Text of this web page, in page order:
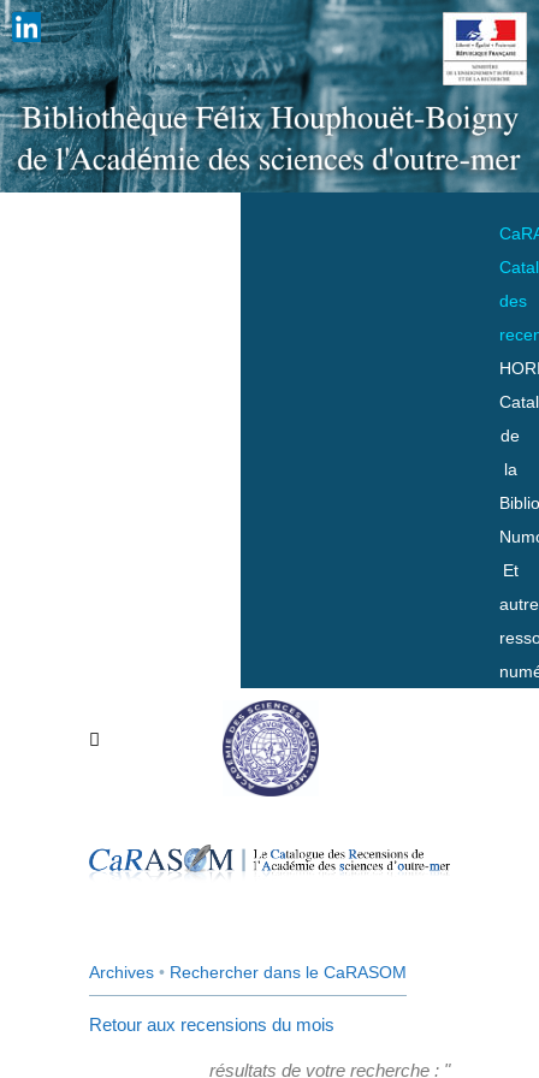
des
de
la
Et
Archives • Rechercher dans le CaRASOM
Retour aux recensions du mois
résultats de votre recherche : "